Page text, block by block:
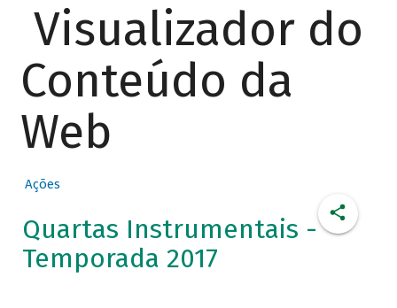
Visualizador do
Conteúdo da
Web
Ações
Quartas Instrumentais -
Temporada 2017